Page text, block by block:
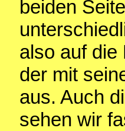
beiden
also auf die
der mit
aus. Auch
sehen wir